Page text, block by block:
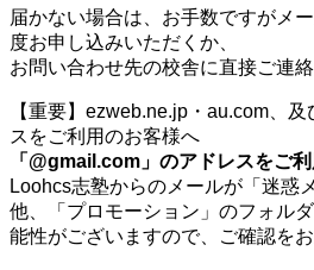
届かない場合は、お手数ですがメ
度お申し込みいただくか、
お問い合わせ先の校舎に直接ご連絡
【重要】ezweb.ne.jp・au.com、
スをご利用のお客様へ
「@gmail.com」のアドレスをご
Loohcs志塾からのメールが「迷惑
他、「プロモーション」のフォル
能性がございますので、ご確認をお